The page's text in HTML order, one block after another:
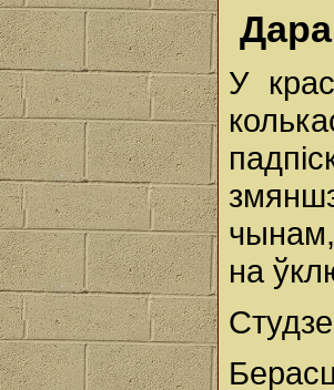
У
чынам,
на